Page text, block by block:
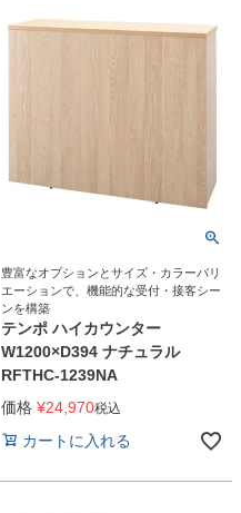
豊富なオプションとサイズ・カラーバリ
エーションで、機能的な受付・接客シー
ンを構築
テンポ ハイカウンター
W1200×D394 ナチュラル
RFTHC-1239NA
価格 ¥24,970税込
カートに入れる